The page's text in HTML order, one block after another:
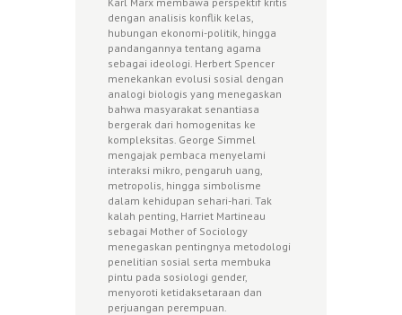
dengan analisis konflik kelas,
hubungan ekonomi-politik, hingga
pandangannya tentang agama
sebagai ideologi. Herbert Spencer
menekankan evolusi sosial dengan
analogi biologis yang menegaskan
bahwa masyarakat senantiasa
bergerak dari homogenitas ke
kompleksitas. George Simmel
mengajak pembaca menyelami
interaksi mikro, pengaruh uang,
metropolis, hingga simbolisme
dalam kehidupan sehari-hari. Tak
kalah penting, Harriet Martineau
sebagai Mother of Sociology
menegaskan pentingnya metodologi
penelitian sosial serta membuka
pintu pada sosiologi gender,
menyoroti ketidaksetaraan dan
perjuangan perempuan.